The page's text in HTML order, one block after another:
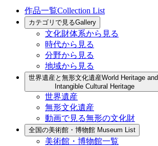
作品一覧Collection List
カテゴリで見るGallery
文化財体系から見る
時代から見る
分野から見る
地域から見る
世界遺産と無形文化遺産World Heritage and
Intangible Cultural Heritage
世界遺産
無形文化遺産
動画で見る無形の文化財
全国の美術館・博物館 Museum List
美術館・博物館一覧